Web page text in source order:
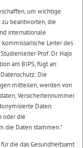
um wichtige
zu beantworten, die
internationale
Leiter des
Prof. Dr. Hajo
am BIPS, fügt an:
Die
mitteilen, werden von
Versichertennummer
Daten
oder die
die Daten stammen."
die das Gesundheitsamt